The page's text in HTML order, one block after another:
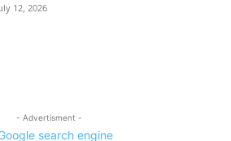
12, 2026
- Advertisment -